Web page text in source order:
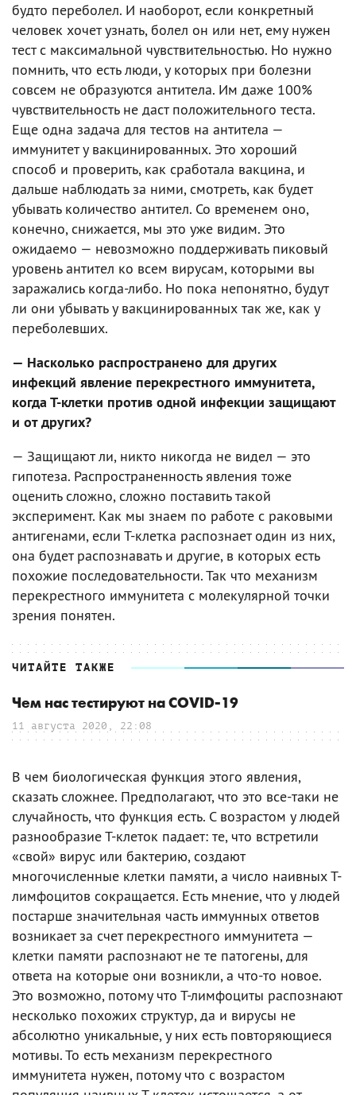
будто переболел. И наоборот, если конкретный
человек хочет узнать, болел он или нет, ему нужен
тест с максимальной чувствительностью. Но нужно
помнить, что есть люди, у которых при болезни
совсем не образуются антитела. Им даже 100%
чувствительность не даст положительного теста.
Еще одна задача для тестов на антитела —
иммунитет у вакцинированных. Это хороший
способ и проверить, как сработала вакцина, и
дальше наблюдать за ними, смотреть, как будет
убывать количество антител. Со временем оно,
конечно, снижается, мы это уже видим. Это
ожидаемо — невозможно поддерживать пиковый
уровень антител ко всем вирусам, которыми вы
заражались когда-либо. Но пока непонятно, будут
ли они убывать у вакцинированных так же, как у
переболевших.
— Насколько распространено для других
инфекций явление перекрестного иммунитета,
когда Т-клетки против одной инфекции защищают
и от других?
— Защищают ли, никто никогда не видел — это
гипотеза. Распространенность явления тоже
оценить сложно, сложно поставить такой
эксперимент. Как мы знаем по работе с раковыми
антигенами, если Т-клетка распознает один из них,
она будет распознавать и другие, в которых есть
похожие последовательности. Так что механизм
перекрестного иммунитета с молекулярной точки
зрения понятен.
ЧИТАЙТЕ ТАКЖЕ
Чем нас тестируют на COVID-19
11 августа 2020, 22:08
В чем биологическая функция этого явления,
сказать сложнее. Предполагают, что это все-таки не
случайность, что функция есть. С возрастом у людей
разнообразие Т-клеток падает: те, что встретили
«свой» вирус или бактерию, создают
многочисленные клетки памяти, а число наивных Т-
лимфоцитов сокращается. Есть мнение, что у людей
постарше значительная часть иммунных ответов
возникает за счет перекрестного иммунитета —
клетки памяти распознают не те патогены, для
ответа на которые они возникли, а что-то новое.
Это возможно, потому что Т-лимфоциты распознают
несколько похожих структур, да и вирусы не
абсолютно уникальные, у них есть повторяющиеся
мотивы. То есть механизм перекрестного
иммунитета нужен, потому что с возрастом